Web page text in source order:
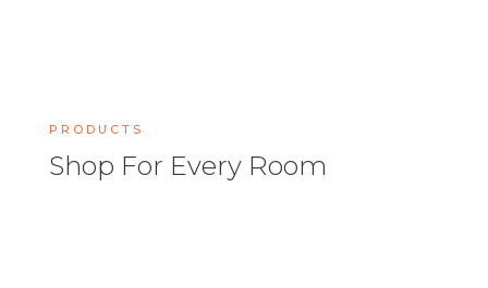
PRODUCTS
Shop For Every Room